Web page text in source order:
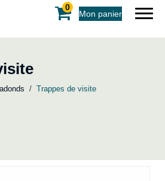
0
Mon panier
/ Trappes de visite